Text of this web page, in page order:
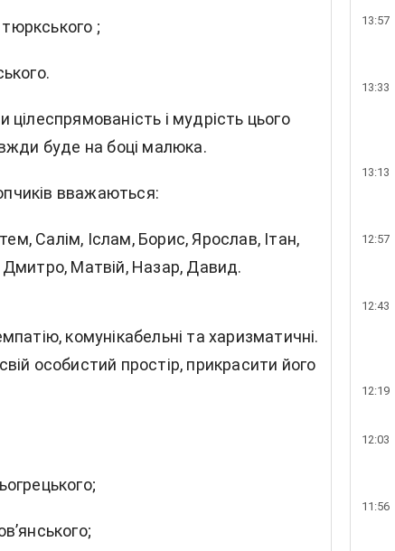
;
і мудрість цього
буде на боці малюка.
вважаються:
Салім, Іслам, Борис, Ярослав, Ітан,
Матвій, Назар, Давид.
комунікабельні та харизматичні.
особистий простір, прикрасити його
13:57
13:33
13:13
12:57
12:43
12:19
12:03
11:56